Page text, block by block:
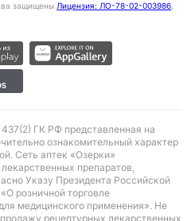
защищены Лицензия: ЛО-78-02-003986,
ГК РФ представленная на
ознакомительный характер
Сеть аптек «Озерки»
препаратов,
Указу Президента Российской
розничной торговле
медицинского применения». Не
рецептурных лекарственных